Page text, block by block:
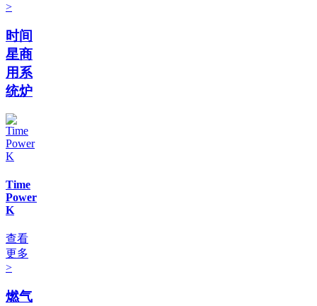
>
时间
星商
用系
统炉
Time
Power
K
查看
更多
>
燃气